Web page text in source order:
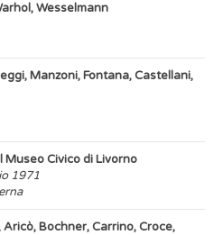
Wesselmann
Manzoni, Fontana, Castellani,
Museo Civico di Livorno
1971
Bochner, Carrino, Croce,